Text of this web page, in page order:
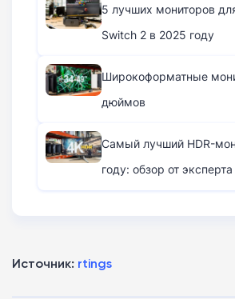
5 лучших мониторов
Switch 2 в 2025 году
Широкоформатные
дюймов
Самый лучший HDR-
году: обзор от эксперта
Источник: rtings